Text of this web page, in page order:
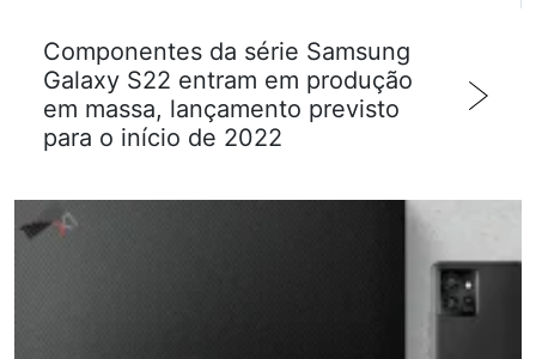
Componentes da série Samsung
Galaxy S22 entram em produção
em massa, lançamento previsto
para o início de 2022